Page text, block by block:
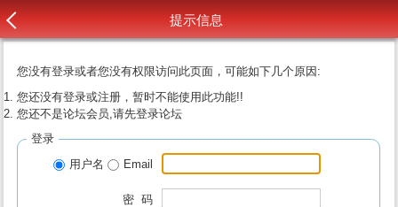
提示信息
您没有登录或者您没有权限访问此页面，可能如下几个原因:
您还没有登录或注册，暂时不能使用此功能!!
您还不是论坛会员,请先登录论坛
登录
用户名
Email
密 码